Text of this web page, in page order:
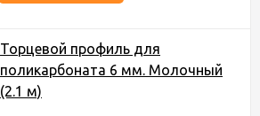
Торцевой профиль для
поликарбоната 6 мм. Молочный
(2.1 м)